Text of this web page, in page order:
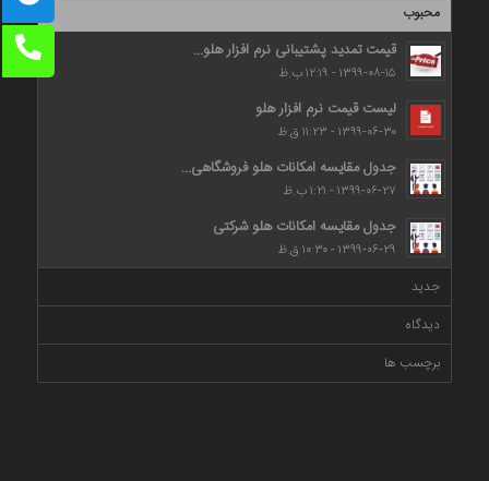
محبوب
قیمت تمدید پشتیبانی نرم افزار هلو...
۱۳۹۹-۰۸-۱۵ - ۱۲:۱۹ ب.ظ
لیست قیمت نرم افزار هلو
۱۳۹۹-۰۶-۳۰ - ۱۱:۲۳ ق.ظ
جدول مقایسه امکانات هلو فروشگاهی...
۱۳۹۹-۰۶-۲۷ - ۱:۲۱ ب.ظ
جدول مقایسه امکانات هلو شرکتی
۱۳۹۹-۰۶-۲۹ - ۱۰:۳۰ ق.ظ
جدید
دیدگاه
برچسب ها